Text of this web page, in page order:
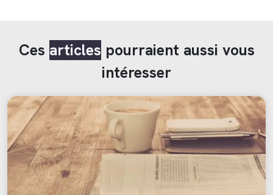
Ces articles pourraient aussi vous
intéresser